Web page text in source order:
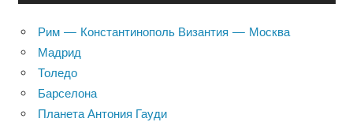
Рим — Константинополь Византия — Москва
Мадрид
Толедо
Барселона
Планета Антония Гауди